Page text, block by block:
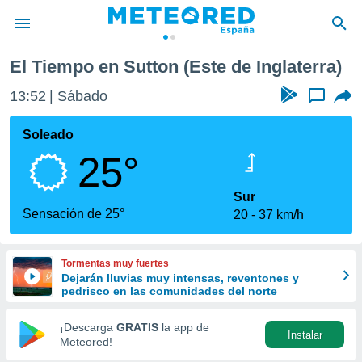
de
por
que se
calidad.
a este
las
y
forma
digital
basada
El Tiempo en Sutton (Este de Inglaterra)
13:52 Sábado ...
Soleado
25°
Sensación de 25°
Sur
20
37 km/h
Tormentas muy fuertes
Dejarán lluvias muy intensas, reventones y
pedrisco en las comunidades del norte
¡Descarga GRATIS la app de
Meteored!
Instalar